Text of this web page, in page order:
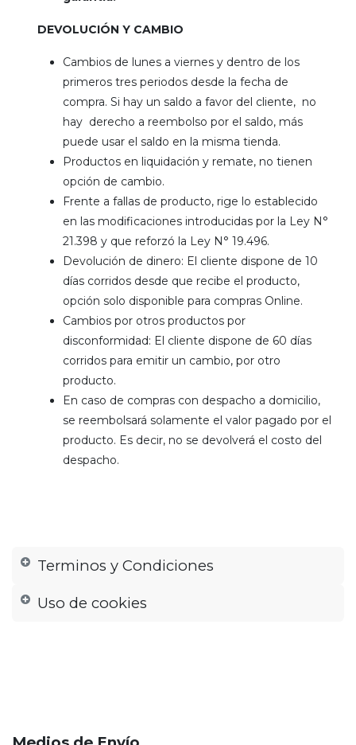
DEVOLUCIÓN Y CAMBIO
Cambios de lunes a viernes y dentro de los
primeros tres periodos desde la fecha de
compra. Si hay un saldo a favor del cliente, no
hay derecho a reembolso por el saldo, más
puede usar el saldo en la misma tienda.
Productos en liquidación y remate, no tienen
opción de cambio.
Frente a fallas de producto, rige lo establecido
en las modificaciones introducidas por la Ley N°
21.398 y que reforzó la Ley N° 19.496.
Devolución de dinero: El cliente dispone de 10
días corridos desde que recibe el producto,
opción solo disponible para compras Online.
Cambios por otros productos por
disconformidad: El cliente dispone de 60 días
corridos para emitir un cambio, por otro
producto.
En caso de compras con despacho a domicilio,
se reembolsará solamente el valor pagado por el
producto. Es decir, no se devolverá el costo del
despacho.
Terminos y Condiciones
Uso de cookies